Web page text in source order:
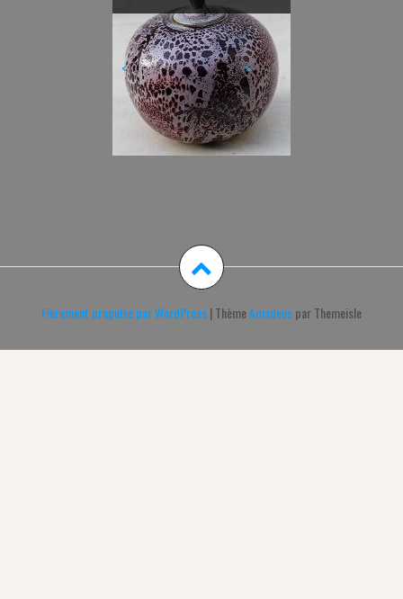
< >
Fièrement propulsé par WordPress|ThèmeAmadeuspar Themeisle